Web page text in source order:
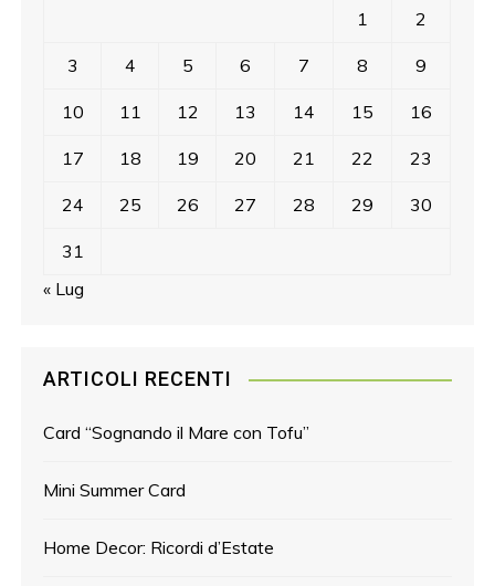
1 2
3 4 5 6 7 8 9
10 11 12 13 14 15 16
17 18 19 20 21 22 23
24 25 26 27 28 29 30
31
« Lug
ARTICOLI RECENTI
Card “Sognando il Mare con Tofu”
Mini Summer Card
Home Decor: Ricordi d’Estate